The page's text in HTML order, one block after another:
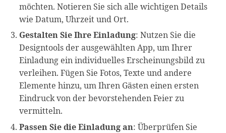
möchten. Notieren Sie sich alle wichtigen Details
wie Datum, Uhrzeit und Ort.
Gestalten Sie Ihre Einladung: Nutzen Sie die
Designtools der ausgewählten App, um Ihrer
Einladung ein individuelles Erscheinungsbild zu
verleihen. Fügen Sie Fotos, Texte und andere
Elemente hinzu, um Ihren Gästen einen ersten
Eindruck von der bevorstehenden Feier zu
vermitteln.
Passen Sie die Einladung an: Überprüfen Sie